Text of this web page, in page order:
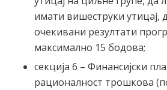
имати вишеструки утицај,
очекивани резултати
максимално 15 бодова;
секција 6 – Финансијски
рационалност трошкова